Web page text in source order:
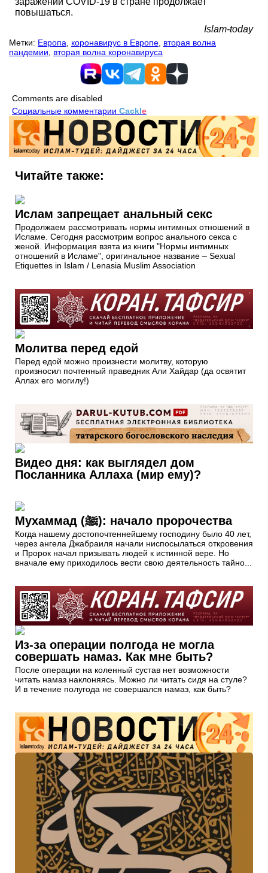
повышаться.
Islam-today
Метки: Европа коронавирус в Европе вторая волна
пандемии
вторая волна коронавируса
Comments are disabled
Социальные комментарии Cackle
Читайте также:
Ислам запрещает анальный секс
Продолжаем рассмотривать нормы интимных отношений в
Исламе. Сегодня рассмотрим вопрос анального секса с
женой. Информация взята из книги "Нормы интимных
отношений в Исламе", оригинальное название – Sexual
Etiquettes in Islam / Lenasia Muslim Association
Молитва перед едой
Перед едой можно произнести молитву, которую
произносил почтенный праведник Али Хайдар (да освятит
Аллах его могилу!)
Видео дня: как выглядел дом
Посланника Аллаха (мир ему)?
Мухаммад (ﷺ): начало пророчества
Когда нашему достопочтеннейшему господину было 40 лет,
через ангела Джабраиля начали ниспосылаться откровения
и Пророк начал призывать людей к истинной вере. Но
вначале ему приходилось вести свою деятельность тайно...
Из-за операции полгода не могла
совершать намаз. Как мне быть?
После операции на коленный сустав нет возможности
читать намаз наклоняясь. Можно ли читать сидя на стуле?
И в течение полугода не совершался намаз, как быть?